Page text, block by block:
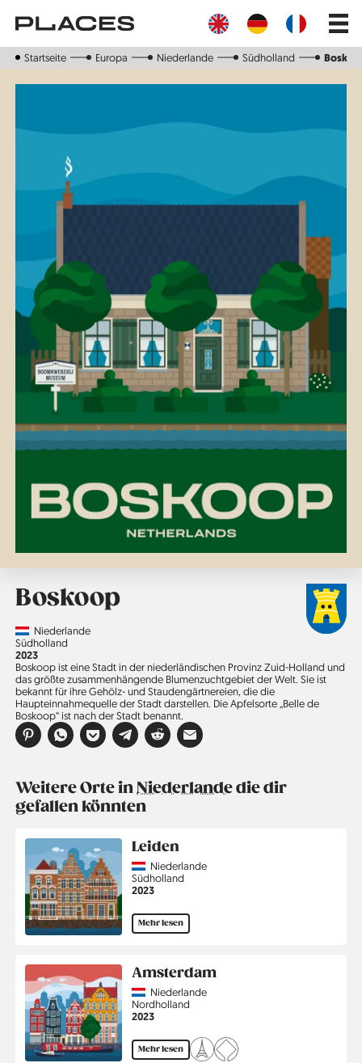
zum
Inhalt
Main
Startseite Europa Niederlande Südholland
Boskoop
CountryNiederlande
Region
Südholland
Jahr
2023
Boskoop ist eine Stadt in der niederländischen Provinz Zuid-Holland und
das größte zusammenhängende Blumenzucht­gebiet der Welt. Sie ist
bekannt für ihre Gehölz- und Staudengärtnereien, die die
Haupteinnahmequelle der Stadt darstellen. Die Apfelsorte „Belle de
Boskoop“ ist nach der Stadt benannt.
Weitere Orte inNiederlandedie dir
gefallen könnten
Leiden
CountryNiederlande
Region
Südholland
Jahr
2023
Mehr lesen
Amsterdam
CountryNiederlande
Region
Nordholland
Jahr
2023
Mehr lesen